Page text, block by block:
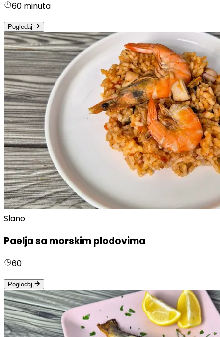
60 minuta
Pogledaj
Slano
Paelja sa morskim plodovima
60
Pogledaj